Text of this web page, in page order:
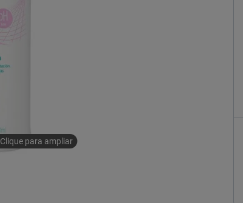
Clique para ampliar